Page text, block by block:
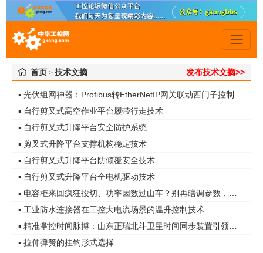
首页 > 技术文摘 发布技术文摘>>
▪ 光伏组网神器：Profibus转EtherNetIP网关联动西门子控制
▪ 自行剪叉式高空作业平台履带行走技术
▪ 自行剪叉式升降平台安全防护系统
▪ 剪叉式升降平台支撑机构稳定技术
▪ 自行剪叉式升降平台防倾覆安全技术
▪ 自行剪叉式升降平台全电机驱动技术
▪ 工业防水连接器在工控大电流场景的温升控制技术
▪ 拉伸弹簧的挂钩形式选择